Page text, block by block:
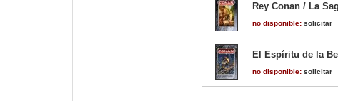
Rey Conan / La
no disponible: solicitar
El Espíritu de la
no disponible: solicitar